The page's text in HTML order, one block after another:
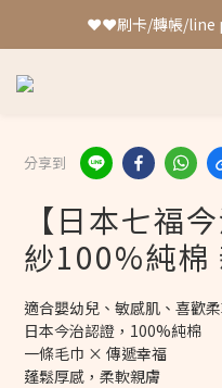
❤️❤️刷卡/轉帳/line
加入會員
❤️❤️刷卡/轉帳/line
分享到
【日本七福
紗100%純棉
適合嬰幼兒、敏感肌、喜歡
日本今治認證，100%純棉
一條毛巾 × 傳遞幸福
蓬鬆厚感，柔軟親膚